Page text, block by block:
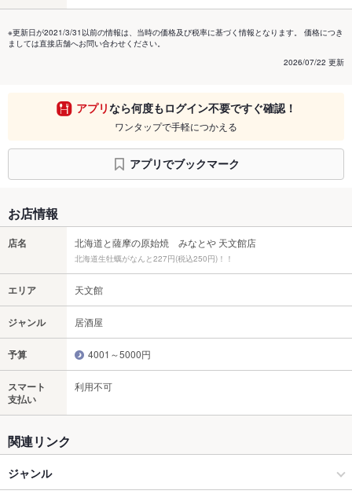
※更新日が2021/3/31以前の情報は、当時の価格及び税率に基づく情報となります。 価格につき
ましては直接店舗へお問い合わせください。
2026/07/22 更新
アプリなら何度もログイン不要ですぐ確認！
ワンタップで手軽につかえる
アプリでブックマーク
お店情報
店名 北海道と薩摩の原始焼 みなとや 天文館店
北海道生牡蠣がなんと227円(税込250円)！！
エリア 天文館
ジャンル 居酒屋
予算 4001～5000円
スマート
支払い
利用不可
関連リンク
ジャンル